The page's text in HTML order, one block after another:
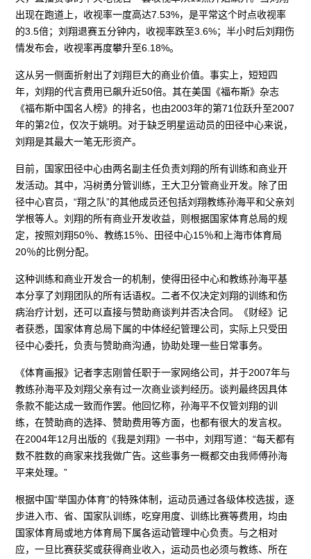
出现在跑道上，收视率一度高达7.53%，是平常这个时点收视率
的3.5倍；刘翔退赛五分钟内，收视率跌至3.6%；半小时后刘翔伤
情发布会，收视率再度攀升至6.18%。
这从另一侧面折射出了刘翔巨大的商业价值。事实上，短短四
年，刘翔的代言费用已飙升近50倍。其在美国《福布斯》杂志
《福布斯中国名人榜》的排名，也由2003年的第71位跃升至2007
年的第2位，仅次于姚明。对于缺乏明星运动员的田径中心来说，
刘翔是其最大一笔无形资产。
目前，国家田径中心由两名副主任负责刘翔的所有训练和商业开
发活动。其中，冯树勇分管训练，王大卫分管商业开发。除了田
径中心官员，“翔之队”的其他成员还包括刘翔教练孙海平和父亲刘
学根等人。刘翔的所有商业开发收益，则根据国家体育总局的规
定，按照刘翔50％、教练15％、田径中心15％和上海市体育局
20％的比例分配。
这种训练和商业开发合一的机制，使得田径中心和教练孙海平基
本分享了刘翔团队的所有话语权。二者不仅决定刘翔的训练和伤
病治疗计划，还可以直接与赞助商谈判并否决合同。《财经》记
者获悉，国家体育总局下属的中体经纪管理公司，实际上只受田
径中心委托，负责与赞助商沟通，协助处理一些日常事务。
《体育画报》记者李志刚曾任职于一家网络公司，并于2007年与
教练孙海平及刘翔父亲有过一次商业谈判经历。谈判最终因具体
条款不能达成一致而作罢。他回忆称，孙海平不仅管刘翔的训
练，在赞助商的选择、赞助费用等方面，也都有很大的发言权。
在2004年12月出版的《我是刘翔》一书中，刘翔写道：“每天都有
数不胜数的商家来找我做广告。这些事务一概都交由我师傅孙海
平来处理。”
根据中国“举国办体育”的特殊体制，运动员通过各级体校选拔，逐
步进入市、省、国家队训练，吃穿用度、训练比赛等费用，均由
国家体育局或地方体育局下属各运动管理中心负责。与之相对
应，一旦比赛获奖或获得商业收入，运动员也必须与教练、所在